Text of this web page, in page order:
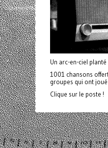
Un arc-en-ciel
1001 chansons
groupes qui ont
Clique sur le poste !